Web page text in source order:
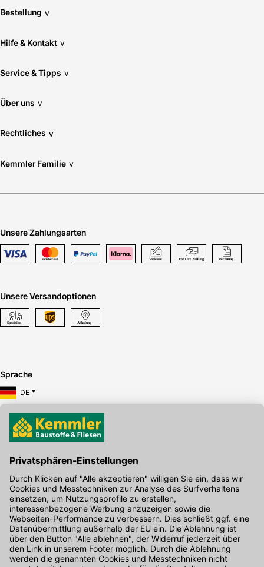
Bestellung v
Hilfe & Kontakt v
Service & Tipps v
Über uns v
Rechtliches v
Kemmler Familie v
Unsere Zahlungsarten
Unsere Versandoptionen
Sprache
DE
Kontakt
Unser Onlineshop Team ist montags bis freitags von 08:00 - 17:00
Uhr unter der Telefonnummer07071 / 151-151für Sie erreichbar.